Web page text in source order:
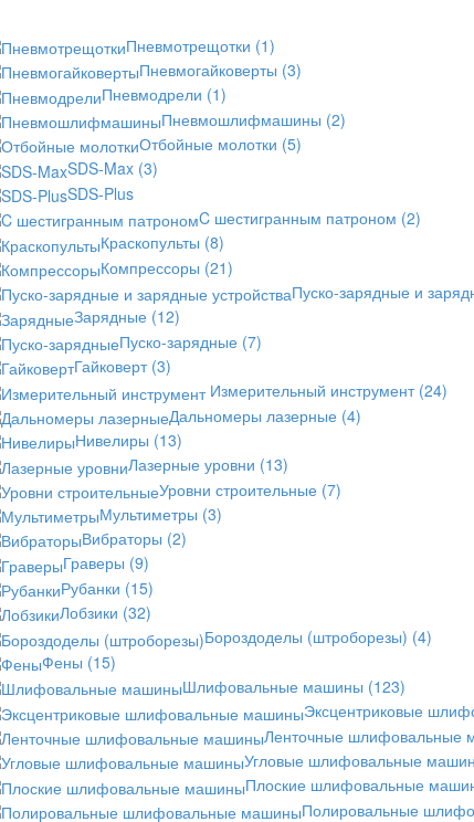
Пневмотрещотки (1)
Пневмогайковерты (3)
Пневмодрели (1)
Пневмошлифмашины (2)
Отбойные молотки (5)
SDS-Max (3)
SDS-Plus
C шестигранным патроном (2)
Краскопульты (8)
Компрессоры (21)
Пуско-зарядные и
Зарядные (12)
Пуско-зарядные (7)
Гайковерт (3)
Измерительный инструмент (24)
Дальномеры лазерные (4)
Нивелиры (13)
Лазерные уровни (13)
Уровни строительные (7)
Мультиметры (3)
Вибраторы (2)
Граверы (9)
Рубанки (15)
Лобзики (32)
Бороздоделы (штроборезы) (4)
Фены (15)
Шлифовальные машины (123)
Эксцентриковые
Ленточные шлифовальные
Угловые шлифовальные
Плоские шлифовальные
Полировальные